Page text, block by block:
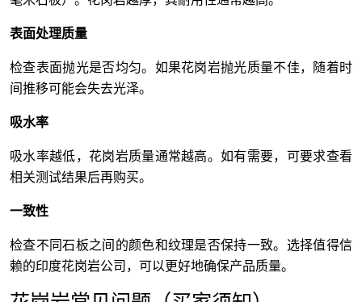
表面处理质量
检查表面抛光是否均匀。如果花岗岩抛光质量不佳，随着时
间推移可能会失去光泽。
吸水率
吸水率越低，花岗岩质量通常越高。如有需要，可要求查看
相关测试结果后再购买。
一致性
检查不同石板之间的颜色和纹理是否保持一致。选择值得信
赖的印度花岗岩公司，可以更好地确保产品质量。